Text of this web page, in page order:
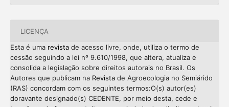
LICENÇA
Esta é uma revistade acesso livre, onde, utiliza o termo de
cessão seguindo a lei nº 9.610/1998, que altera, atualiza e
consolida a legislação sobre direitos autorais no Brasil. Os
Autores que publicam na Revistade Agroecologia no Semiárido
(RAS) concordam com os seguintes termos:O(s) autor(es)
doravante designado(s) CEDENTE, por meio desta, cede e